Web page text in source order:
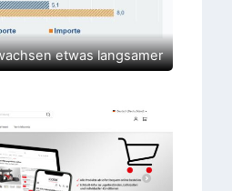
etwas langsamer